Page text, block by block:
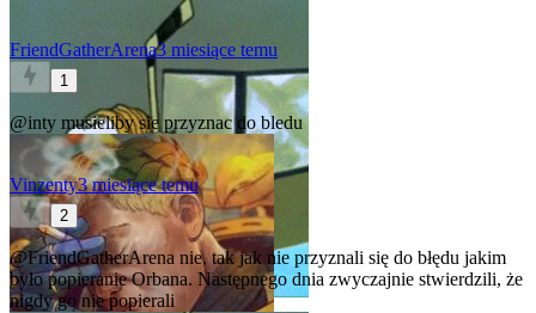
FriendGatherArena3 miesiące temu
1
@intymusieliby sie przyznac do bledu
Vinzenty3 miesiące temu
2
@FriendGatherArena nie, tak jak nie przyznali się do błędu jakim
było popieranie Orbana. Następnego dnia zwyczajnie stwierdzili, że
nigdy go nie popierali